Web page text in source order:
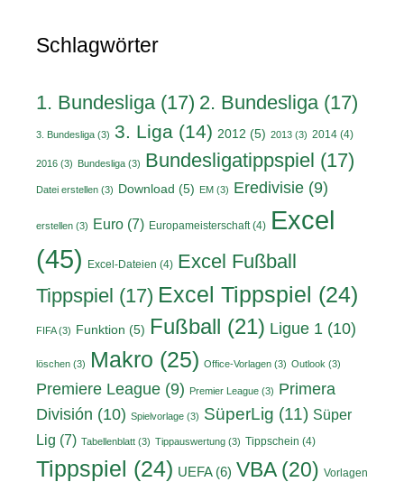
Schlagwörter
1. Bundesliga (17) 2. Bundesliga (17)
3. Bundesliga (3) 3. Liga (14) 2012 (5) 2013 (3) 2014 (4)
2016 (3) Bundesliga (3) Bundesligatippspiel (17)
Datei erstellen (3) Download (5) EM (3) Eredivisie (9)
erstellen (3) Euro (7) Europameisterschaft(4) Excel
(45) Excel-Dateien (4) Excel Fußball
Tippspiel (17) Excel Tippspiel (24)
FIFA(3) Funktion (5) Fußball (21) Ligue 1 (10)
löschen (3) Makro (25) Office-Vorlagen (3) Outlook (3)
Premiere League (9) Premier League (3) Primera
División (10) Spielvorlage (3) SüperLig (11) Süper
Lig (7) Tabellenblatt (3) Tippauswertung (3) Tippschein (4)
Tippspiel (24) UEFA(6) VBA(20) Vorlagen